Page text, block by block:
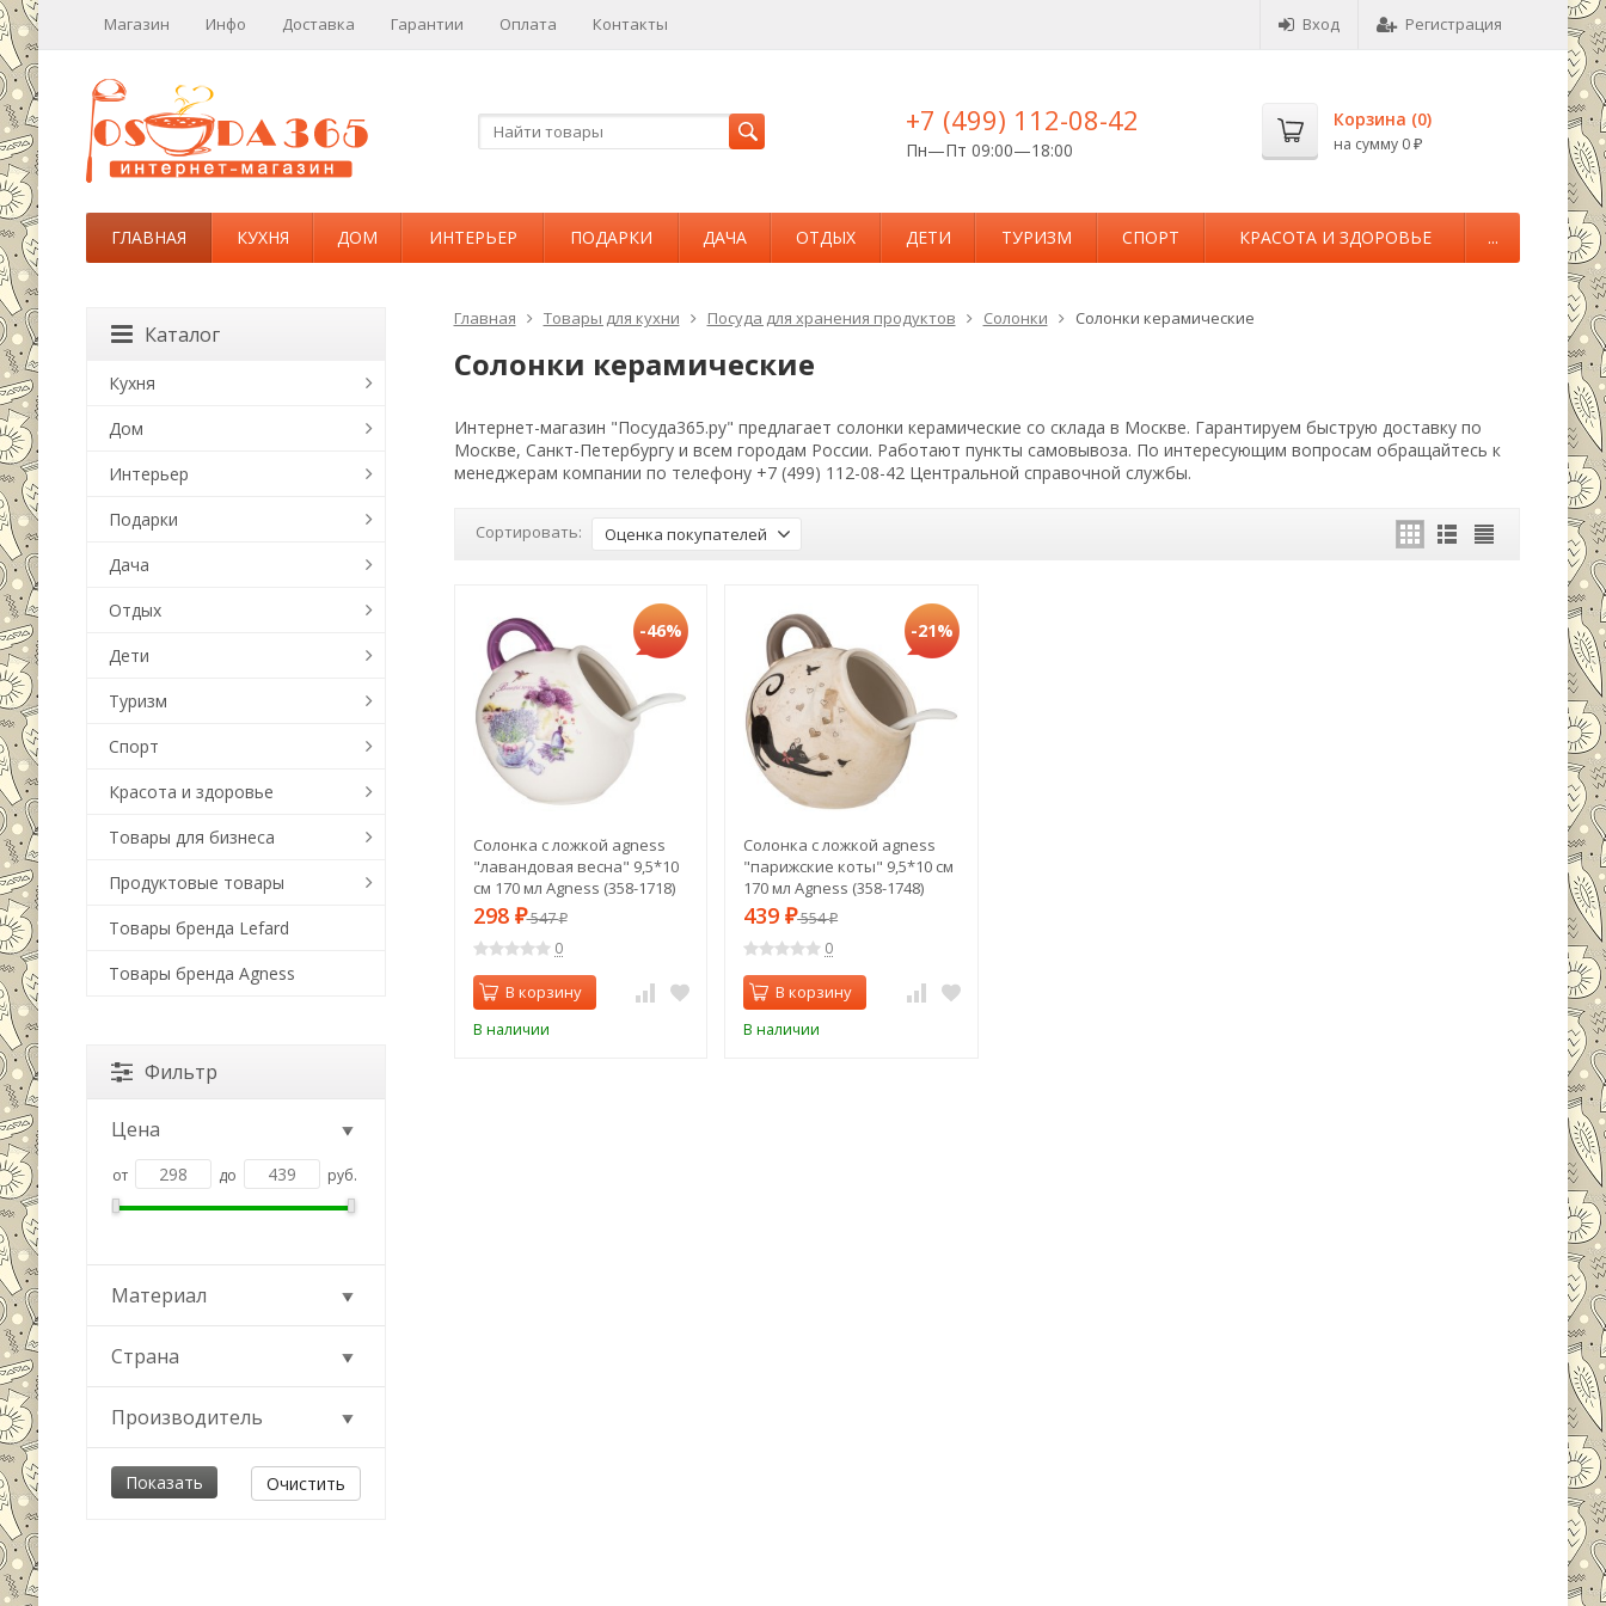
Магазин Инфо Доставка Гарантии Оплата Контакты Вход Регистрация
+7 (499) 112-08-42
Пн—Пт 09:00—18:00
Корзина (0)
на сумму 0 ₽
ГЛАВНАЯ КУХНЯ ДОМ ИНТЕРЬЕР ПОДАРКИ ДАЧА ОТДЫХ ДЕТИ ТУРИЗМ СПОРТ КРАСОТА И ЗДОРОВЬЕ ...
Главная Товары для кухни Посуда для хранения продуктов Солонки Солонки керамические
Солонки керамические
Интернет-магазин "Посуда365.ру" предлагает солонки керамические со склада в Москве. Гарантируем быструю доставку по
Москве, Санкт-Петербургу и всем городам России. Работают пункты самовывоза. По интересующим вопросам обращайтесь к
менеджерам компании по телефону +7 (499) 112-08-42 Центральной справочной службы.
Сортировать: Оценка покупателей
-46%
Солонка с ложкой agness
"лавандовая весна" 9,5*10
см 170 мл Agness (358-1718)
298 ₽547₽
0
В корзину
В наличии
-21%
Солонка с ложкой agness
"парижские коты" 9,5*10 см
170 мл Agness (358-1748)
439₽554₽
0
В корзину
В наличии
Каталог
Кухня
Дом
Интерьер
Подарки
Дача
Отдых
Дети
Туризм
Спорт
Красота и здоровье
Товары для бизнеса
Продуктовые товары
Товары бренда Lefard
Товары бренда Agness
Фильтр
Цена
от до руб.
Материал
Страна
Производитель
Очистить